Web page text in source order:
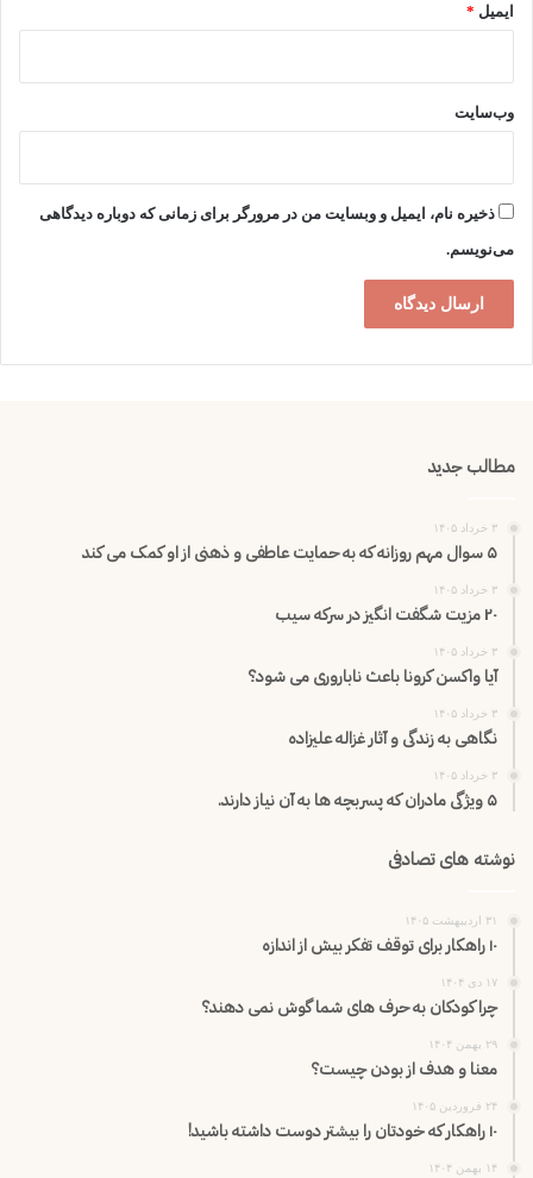
ایمیل *
وب‌سایت
ذخیره نام، ایمیل و وبسایت من در مرورگر برای زمانی که دوباره دیدگاهی
می‌نویسم.
مطالب جدید
۳ خرداد ۱۴۰۵
۵ سوال مهم روزانه که به حمایت عاطفی و ذهنی از او کمک می کند
۳ خرداد ۱۴۰۵
۲۰ مزیت شگفت انگیز در سرکه سیب
۳ خرداد ۱۴۰۵
آیا واکسن کرونا باعث ناباروری می شود؟
۳ خرداد ۱۴۰۵
نگاهی به زندگی و آثار غزاله علیزاده
۳ خرداد ۱۴۰۵
۵ ویژگی مادران که پسربچه ها به آن نیاز دارند.
نوشته های تصادفی
۳۱ اردیبهشت ۱۴۰۵
۱۰ راهکار برای توقف تفکر بیش از اندازه
۱۷ دی ۱۴۰۴
چرا کودکان به حرف های شما گوش نمی دهند؟
۲۹ بهمن ۱۴۰۴
معنا و هدف از بودن چیست؟
۲۴ فروردین ۱۴۰۵
۱۰ راهکار که خودتان را بیشتر دوست داشته باشید!
۱۴ بهمن ۱۴۰۴